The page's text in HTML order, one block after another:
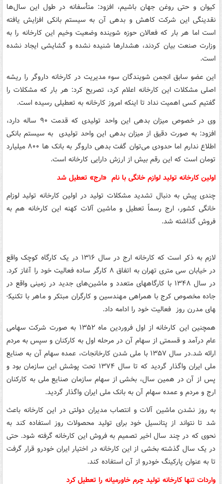
کیوان و حتی روغن جهان باشیم، افزود: متأسفانه در طول این سال‌ها
نقدینگی این شرکت کاهش و بدهی آن به سیستم بانکی افزایش یافته
است اما هر بار که فعالان حوزه شوینده وضعیت وخیم این کارخانه را به
وزارت صنعت بیان کردند، هشدارها شنیده نشده و گشایشی ایجاد نشده
است.
این عضو سابق انجمن شویندگان سوء مدیریت در کارخانه داروگر را ریشه
اصلی مشکلات این کارخانه اعلام کرد، تصریح کرد: هر بار که مشکلات را
گفتیم کسی اهمیت نداد تا اینکه امروز کارخانه به تعطیلی رسیده است.
وی در خصوص میزان بدهی این واحد تولیدی که قدمت ۹۰ ساله دارد،
افزود: به صورت دقیق از میزان بدهی این واحد تولیدی به سیستم بانکی
اطلاع ندارم اما حدودی می‌توان گفت بدهی داروگر به بانک ها ۸۰۰ میلیارد
تومان است که این رقم بیش از ارزش دارایی کارخانه است.
اولین کارخانه تولید لوازم خانگی با نام «ارج» تعطیل شد
چندی پیش به دنبال تشدید مشکلات تولید در اولین کارخانه تولید لوزام
خانگی کشور، ارج رسماً تعطیل و ماشین آلات کهنه این کارخانه هم به
فروش گذاشته شد.
لازم به ذکر است که کارخانه ارج در سال ۱۳۱۶ در یک کارگاه کوچک واقع
در خیابان سی متری تهران به اتفاق ۸ کارگر ساده فعالیت خود را آغاز کرد.
در سال ۱۳۴۸ با کارگاه­های متعدد و ماشین‌های جدید در زمینی واقع در
جاده مخصوص کرج با همراهی مهندسین و کارگران مبتکر و ماهر با تکنیک­
های مدرن روز فعالیت خود را ادامه داد.
همچنین این کارخانه از اول فروردین ماه ۱۳۵۲ به صورت شرکت سهامی
عام درآمد و قسمتی از سهام آن در مرحله اول به کارکنان و سپس به مردم
ارائه شد.در سال ۱۳۵۷ با ملی شدن کارخانجات، عمده سهام آن به صنایع
ملی ایران واگذار گردید که تا سال ۱۳۷۴ تحت پوشش این سازمان بود و
پس از آن در همین سال، بخشی از سهام سازمان صنایع ملی به کارکنان
ارج و مردم و عمده سهام آن به بانک ملی ایران واگذار گردید.
به روز نشدن ماشین آلات و انتصاب مدیران دولتی در این کارخانه باعث
شد تا نتواند از پتانسیل خود برای تولید محصولات روز استفاده کند به
نحوی که در چند سال اخیر تصمیم به فروش این کارخانه گرفته شود. حتی
در یک سال گذشته بخشی از این کارخانه در اختیار ایران خودرو قرار گرفت
تا به عنوان پارکینگ خودرو از آن استفاده کند.
واردات تنها کارخانه تولید چرم خاورمیانه را تعطیل کرد